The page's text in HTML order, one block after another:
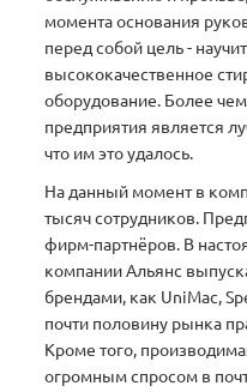
момента основания
перед собой цель -
высококачественное
оборудование. Более
предприятия является
что им это удалось.
На данный момент в
тысяч сотрудников.
фирм-партнёров. В
компании Альянс
брендами, как UniMac,
почти половину рынка
Кроме того,
огромным спросом в